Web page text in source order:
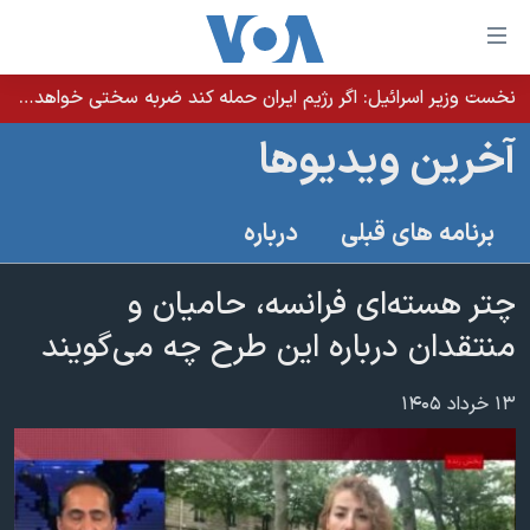
لینکهای
قابل
دسترسی
جهش
اصلی
جهش
به
صفحه
اصلی
جهش
به
جستجو
خانه
نسخه سبک وب‌سایت
آمریکا
جهان
گزیده‌ها
ویژه برنامه‌ها
ویدیوها
برنامه های تلویزیونی
جدول برنامه ها
صفحه‌های ویژه
عملیات خشم حماسی
۲۵۰سالگی آمریکا
بایگانی برنامه‌های تلویزیونی
پخش رادیویی
یادگیری زبان انگلیسی
نخست وزیر اسرائيل: اگر رژیم ایران حمله کند ضربه سختی خواهد خورد
آخرین ویدیوها
برنامه های قبلی درباره
چتر هسته‌ای فرانسه، حامیان و
منتقدان درباره این طرح چه می‌گویند
۱۳ خرداد ۱۴۰۵